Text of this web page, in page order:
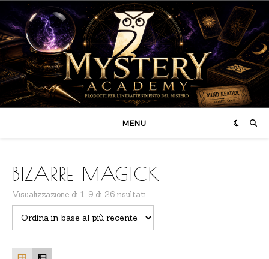
MENU
BIZARRE MAGICK
Visualizzazione di 1-9 di 26 risultati